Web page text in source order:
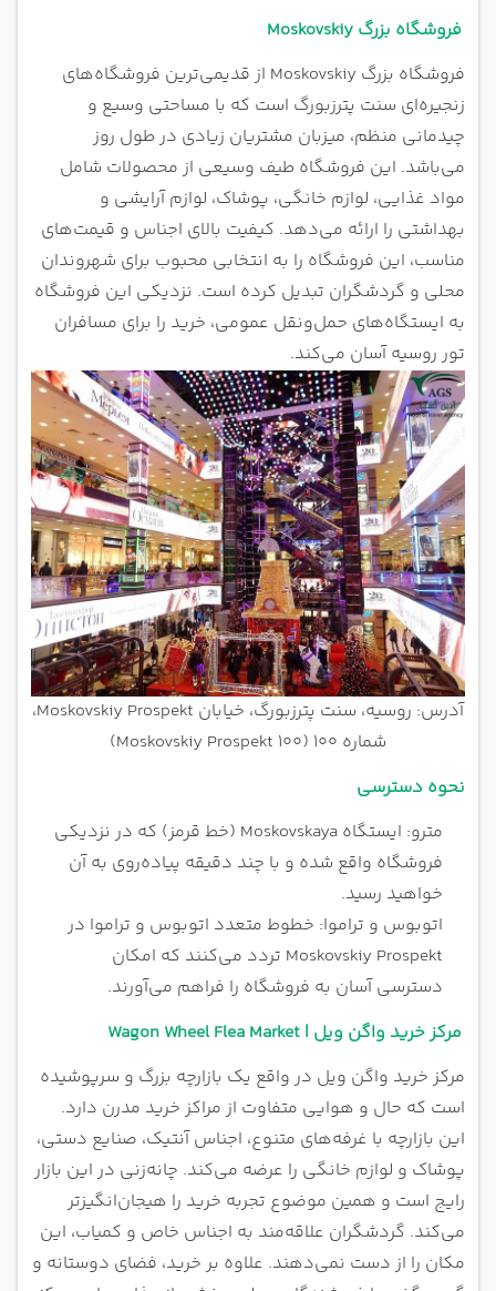
فروشگاه بزرگ Moskovskiy
فروشگاه بزرگ Moskovskiy از قدیمی‌ترین فروشگاه‌های
زنجیره‌ای سنت پترزبورگ است که با مساحتی وسیع و
چیدمانی منظم، میزبان مشتریان زیادی در طول روز
می‌باشد. این فروشگاه طیف وسیعی از محصولات شامل
مواد غذایی، لوازم خانگی، پوشاک، لوازم آرایشی و
بهداشتی را ارائه می‌دهد. کیفیت بالای اجناس و قیمت‌های
مناسب، این فروشگاه را به انتخابی محبوب برای شهروندان
محلی و گردشگران تبدیل کرده است. نزدیکی این فروشگاه
به ایستگاه‌های حمل‌ونقل عمومی، خرید را برای مسافران
تور روسیه آسان می‌کند.
آدرس: روسیه، سنت پترزبورگ، خیابان Moskovskiy Prospekt،
شماره 100 (Moskovskiy Prospekt 100)
نحوه دسترسی
مترو: ایستگاه Moskovskaya (خط قرمز) که در نزدیکی
فروشگاه واقع شده و با چند دقیقه پیاده‌روی به آن
خواهید رسید.
اتوبوس و تراموا: خطوط متعدد اتوبوس و تراموا در
Moskovskiy Prospekt تردد می‌کنند که امکان
دسترسی آسان به فروشگاه را فراهم می‌آورند.
مرکز خرید واگن ویل | Wagon Wheel Flea Market
مرکز خرید واگن ویل در واقع یک بازارچه بزرگ و سرپوشیده
است که حال و هوایی متفاوت از مراکز خرید مدرن دارد.
این بازارچه با غرفه‌های متنوع، اجناس آنتیک، صنایع دستی،
پوشاک و لوازم خانگی را عرضه می‌کند. چانه‌زنی در این بازار
رایج است و همین موضوع تجربه خرید را هیجان‌انگیزتر
می‌کند. گردشگران علاقه‌مند به اجناس خاص و کمیاب، این
مکان را از دست نمی‌دهند. علاوه بر خرید، فضای دوستانه و